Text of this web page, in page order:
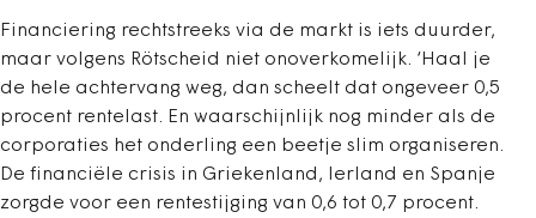
Financiering rechtstreeks via de markt is iets duurder,
maar volgens Rötscheid niet onoverkomelijk. ‘Haal je
de hele achtervang weg, dan scheelt dat ongeveer 0,5
procent rentelast. En waarschijnlijk nog minder als de
corporaties het onderling een beetje slim organiseren.
De financiële crisis in Griekenland, Ierland en Spanje
zorgde voor een rentestijging van 0,6 tot 0,7 procent.